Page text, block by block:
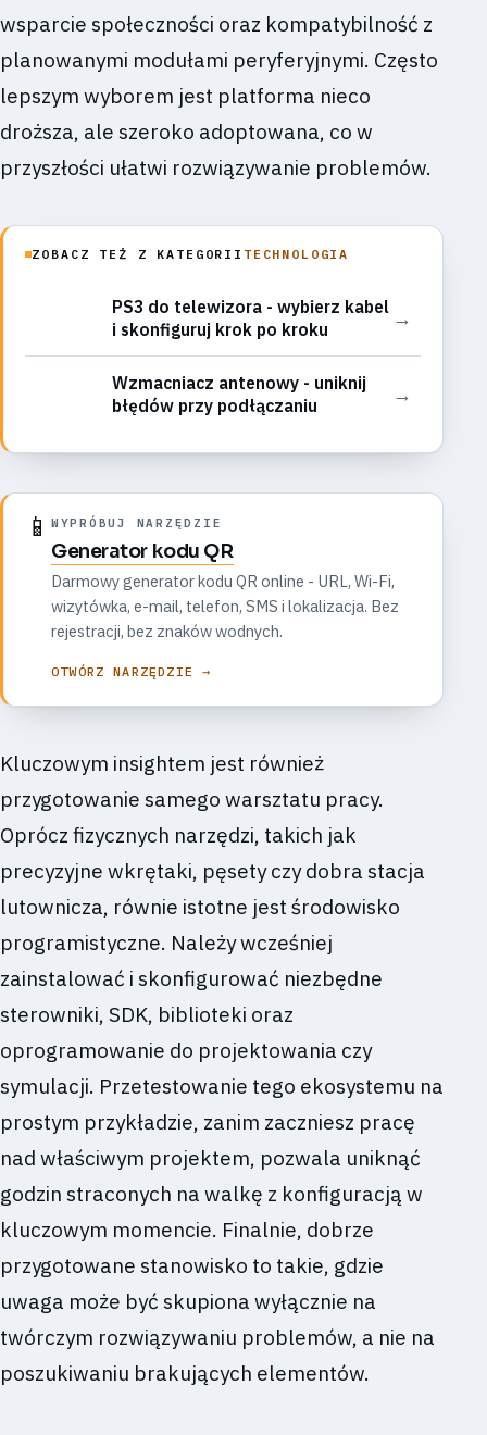
wsparcie społeczności oraz kompatybilność z
planowanymi modułami peryferyjnymi. Często
lepszym wyborem jest platforma nieco
droższa, ale szeroko adoptowana, co w
przyszłości ułatwi rozwiązywanie problemów.
ZOBACZ TEŻ Z KATEGORII TECHNOLOGIA
PS3 do telewizora - wybierz kabel
i skonfiguruj krok po kroku
→
Wzmacniacz antenowy - uniknij
błędów przy podłączaniu
→
📱 WYPRÓBUJ NARZĘDZIE
Generator kodu QR
Darmowy generator kodu QR online - URL, Wi-Fi,
wizytówka, e-mail, telefon, SMS i lokalizacja. Bez
rejestracji, bez znaków wodnych.
OTWÓRZ NARZĘDZIE →
Kluczowym insightem jest również
przygotowanie samego warsztatu pracy.
Oprócz fizycznych narzędzi, takich jak
precyzyjne wkrętaki, pęsety czy dobra stacja
lutownicza, równie istotne jest środowisko
programistyczne. Należy wcześniej
zainstalować i skonfigurować niezbędne
sterowniki, SDK, biblioteki oraz
oprogramowanie do projektowania czy
symulacji. Przetestowanie tego ekosystemu na
prostym przykładzie, zanim zaczniesz pracę
nad właściwym projektem, pozwala uniknąć
godzin straconych na walkę z konfiguracją w
kluczowym momencie. Finalnie, dobrze
przygotowane stanowisko to takie, gdzie
uwaga może być skupiona wyłącznie na
twórczym rozwiązywaniu problemów, a nie na
poszukiwaniu brakujących elementów.